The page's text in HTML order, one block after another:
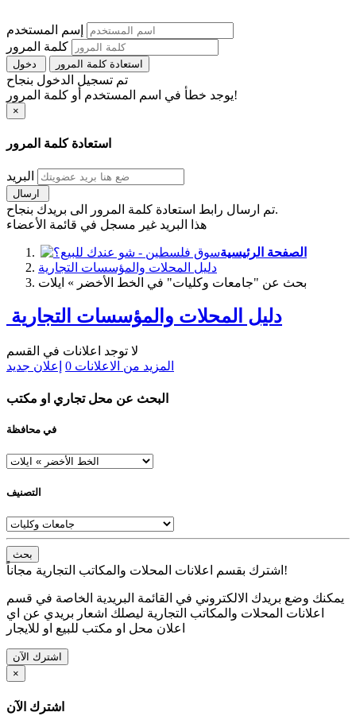
إسم المستخدم
كلمة المرور
استعادة كلمة المرور
تم تسجيل الدخول بنجاح
يوجد خطأ في اسم المستخدم أو كلمة المرور!
×
استعادة كلمة المرور
البريد
تم ارسال رابط استعادة كلمة المرور الى بريدك بنجاح.
هذا البريد غير مسجل في قائمة الأعضاء
الصفحة الرئيسية
دليل المحلات والمؤسسات التجارية
بحث عن "جامعات وكليات" في الخط الأخضر » ايلات
دليل المحلات والمؤسسات التجارية
لا توجد اعلانات في القسم
المزيد من الاعلانات 0 إعلان جديد
البحث عن محل تجاري او مكتب
في محافظة
التصنيف
بحث
اشترك بقسم اعلانات المحلات والمكاتب التجارية مجاناً!
يمكنك وضع بريدك الالكتروني في القائمة البريدية الخاصة في قسم
اعلانات المحلات والمكاتب التجارية ليصلك اشعار بريدي عن اي
اعلان محل او مكتب للبيع او للايجار
اشترك الآن
×
اشترك الآن